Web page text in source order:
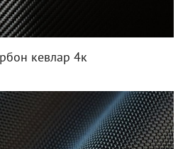
кевлар 4к